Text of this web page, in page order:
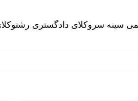
سینه سر وکلای دادگستری رشت